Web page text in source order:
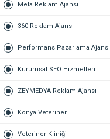
Meta Reklam Ajansı
360 Reklam Ajansı
Performans Pazarlama Ajansı
Kurumsal SEO Hizmetleri
ZEYMEDYA Reklam Ajansı
Konya Veteriner
Veteriner Kliniği